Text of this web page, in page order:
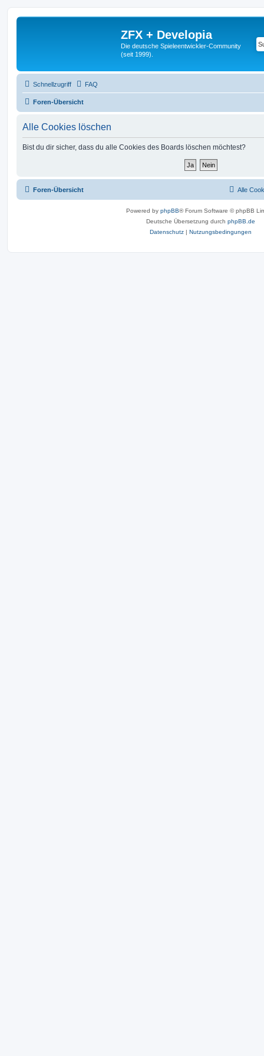
ZFX + Developia
Die deutsche Spieleentwickler-Community
(seit 1999).
Schnellzugriff FAQ
Foren-Übersicht
Alle Cookies löschen
Bist du dir sicher, dass du alle Cookies des Boards löschen möchtest?
Foren-Übersicht Alle
Powered by phpBB® Forum Software © phpBB
Deutsche Übersetzung durch phpBB.de
Datenschutz | Nutzungsbedingungen